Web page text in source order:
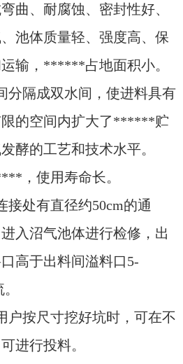
曲、耐腐蚀、密封性好、
池体质量轻、强度高、保
输，******占地面积小。
分隔成双水间，使进料具有
的空间内扩大了******贮
酵的工艺和技术水平。
，使用寿命长。
接处有直径约50cm的通
入沼气池体进行检修，出
高于出料间溢料口5-
户按尺寸挖好坑时，可在不
进行投料。